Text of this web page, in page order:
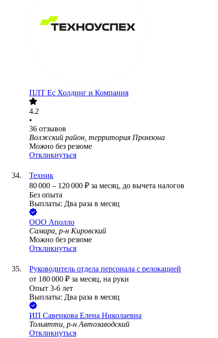
ПЛТ Ес Холдинг и Компания
4.2
•
36 отзывов
Волжский район, территория Промзона
Можно без резюме
Откликнуться
Техник
80 000 – 120 000 ₽ за месяц, до вычета налогов
Без опыта
Выплаты: Два раза в месяц
ООО Аполло
Самара, р-н Кировский
Можно без резюме
Откликнуться
Руководитель отдела персонала c релокацией
от 180 000 ₽ за месяц, на руки
Опыт 3-6 лет
Выплаты: Два раза в месяц
ИП Савенкова Елена Николаевна
Тольятти, р-н Автозаводский
Откликнуться